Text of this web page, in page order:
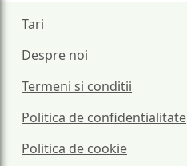
Tari
Despre noi
Termeni si conditii
Politica de confidentialitate
Politica de cookie